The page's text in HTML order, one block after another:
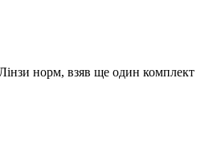
норм, взяв ще один комплект